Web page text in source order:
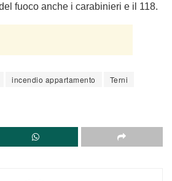
fuoco anche i carabinieri e il 118.
incendio appartamento
Terni